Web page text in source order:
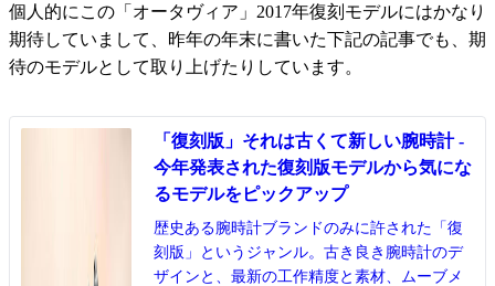
個人的にこの「オータヴィア」2017年復刻モデルにはかなり
期待していまして、昨年の年末に書いた下記の記事でも、期
待のモデルとして取り上げたりしています。
「復刻版」それは古くて新しい腕時計 -
今年発表された復刻版モデルから気にな
るモデルをピックアップ
歴史ある腕時計ブランドのみに許された「復
刻版」というジャンル。古き良き腕時計のデ
ザインと、最新の工作精度と素材、ムーブメ